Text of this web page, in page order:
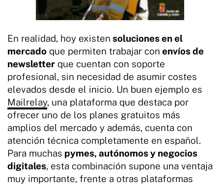
En realidad, hoy existen soluciones en el
mercado que permiten trabajar con envíos de
newsletter que cuentan con soporte
profesional, sin necesidad de asumir costes
elevados desde el inicio. Un buen ejemplo es
Mailrelay, una plataforma que destaca por
ofrecer uno de los planes gratuitos más
amplios del mercado y además, cuenta con
atención técnica completamente en español.
Para muchas pymes, autónomos y negocios
digitales, esta combinación supone una ventaja
muy importante, frente a otras plataformas